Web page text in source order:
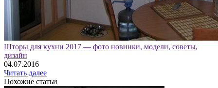
Шторы для кухни 2017 — фото новинки, модели, советы,
дизайн
04.07.2016
Читать далее
Похожие статьи